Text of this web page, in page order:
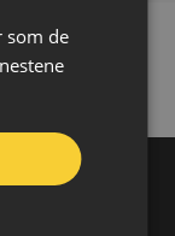
som de